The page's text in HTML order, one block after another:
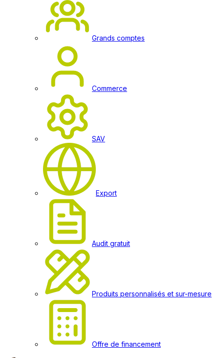
Grands comptes
Commerce
SAV
Export
Audit gratuit
Produits personnalisés et sur-mesure
Offre de financement